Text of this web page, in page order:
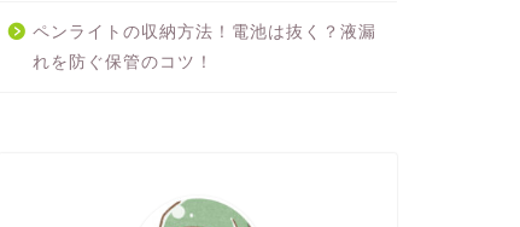
ペンライトの収納方法！電池は抜く？液漏
れを防ぐ保管のコツ！